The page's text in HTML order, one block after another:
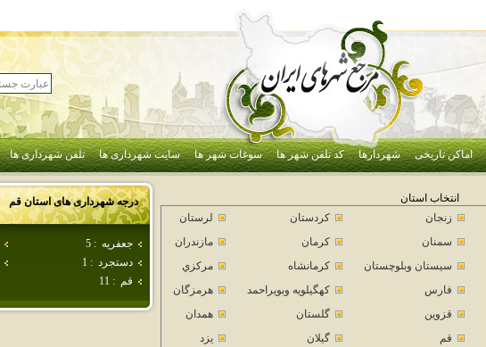
اماکن تاریخی شهردارها کد تلفن شهر ها سوغات شهر ها سایت شهرداری ها تلفن شهرداری ها
درجه شهرداری های استانقم
جعفريه :
5
دستجرد :
1
قم :
11
انتخاب استان
زنجان كردستان
لرستان
سمنان كرمان
مازندران
سيستان وبلوچستان كرمانشاه
مركزي
فارس كهگيلويه وبويراحمد
هرمزگان
قزوين گلستان
همدان
قم گيلان يزد